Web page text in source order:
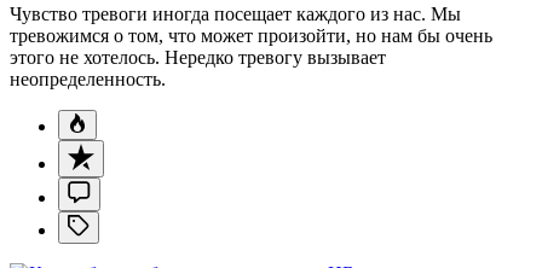
Чувство тревоги иногда посещает каждого из нас. Мы
тревожимся о том, что может произойти, но нам бы очень
этого не хотелось. Нередко тревогу вызывает
неопределенность.